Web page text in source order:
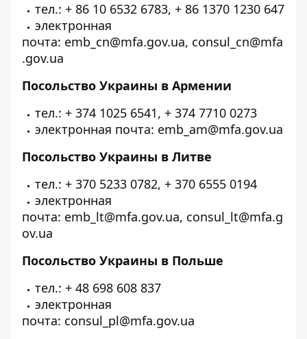
тел.: + 86 10 6532 6783, + 86 1370 1230 647
электронная
почта: emb_cn@mfa.gov.ua, consul_cn@mfa
.gov.ua
Посольство Украины в Армении
тел.: + 374 1025 6541, + 374 7710 0273
электронная почта: emb_am@mfa.gov.ua
Посольство Украины в Литве
тел.: + 370 5233 0782, + 370 6555 0194
электронная
почта: emb_lt@mfa.gov.ua, consul_lt@mfa.g
ov.ua
Посольство Украины в Польше
тел.: + 48 698 608 837
электронная
почта: consul_pl@mfa.gov.ua